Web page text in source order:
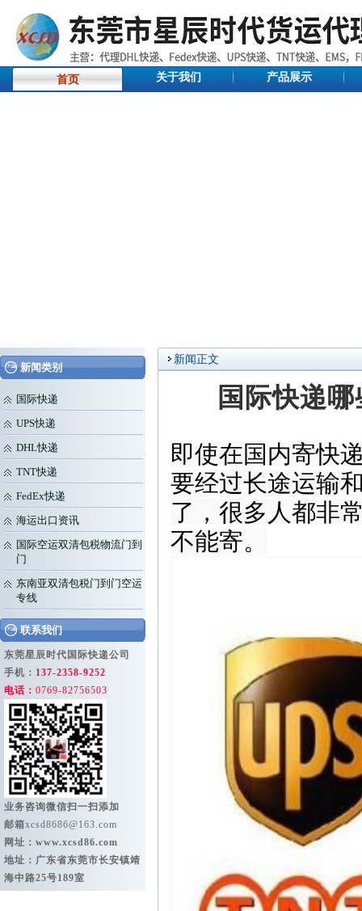
首页 关于我们 产品展示
新闻类别
国际快递
UPS快递
DHL快递
TNT快递
FedEx快递
海运出口资讯
国际空运双清包税物流门到
门
东南亚双清包税门到门空运
专线
联系我们
东莞星辰时代国际快递公司
手机： 137-2358-9252
电话： 0769-82756503
业务咨询微信扫一扫添加
邮箱xcsd8686@163.com
网址： www.xcsd86.com
地址：广东省东莞市长安镇靖
海中路25号189室
新闻正文
国际快递
即使在国内寄快
要经过长途运输
了，很多人都非
不能寄。